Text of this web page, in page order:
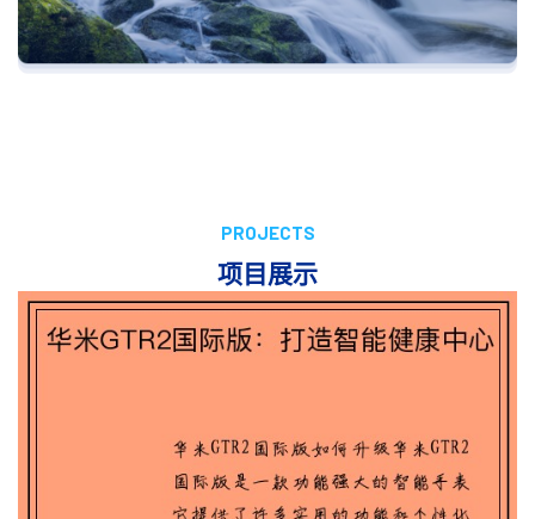
PROJECTS
项目展示